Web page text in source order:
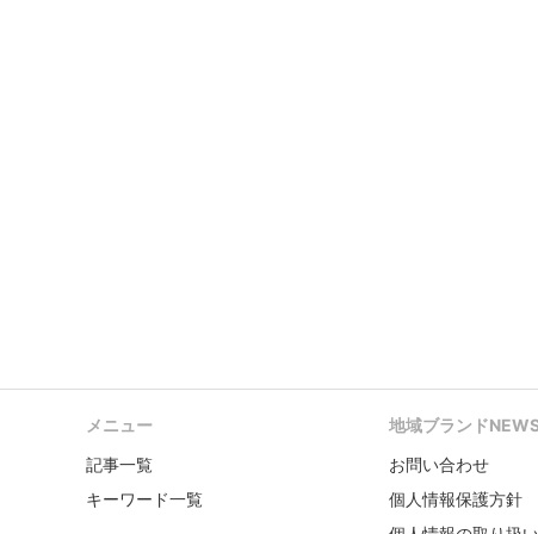
メニュー
記事一覧
キーワード一覧
地域ブランド
お問い合わせ
個人情報保護方針